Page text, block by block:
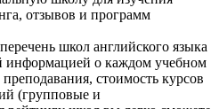
отзывов и программ
школ английского языка
информацией о каждом учебном
стоимость курсов
(групповые и